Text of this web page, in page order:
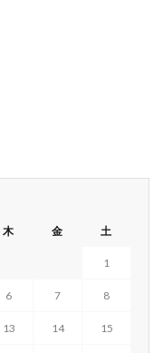
木 金 土
1
6 7 8
13 14 15